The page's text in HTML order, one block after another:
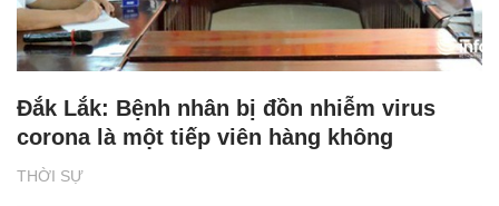
THỜI SỰ
Đắk Lắk: Bệnh nhân bị đồn nhiễm virus
corona là một tiếp viên hàng không